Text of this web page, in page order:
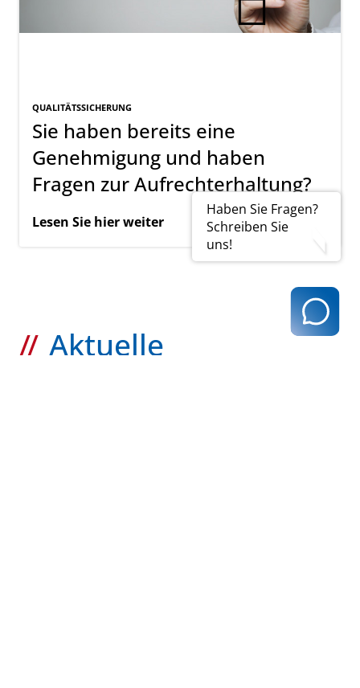
Haben Sie Fragen?
Schreiben Sie
uns!
QUALITÄTSSICHERUNG
Sie haben bereits eine
Genehmigung und haben
Fragen zur Aufrechterhaltung?
Lesen Sie hier weiter
Aktuelle